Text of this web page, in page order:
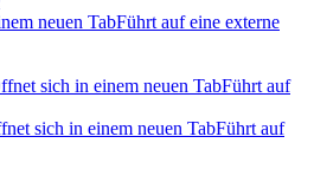
neuen TabFührt auf eine externe
sich in einem neuen TabFührt auf
sich in einem neuen TabFührt auf